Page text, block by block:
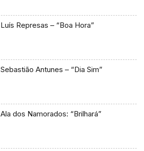
Luís Represas – “Boa Hora”
Sebastião Antunes – “Dia Sim”
Ala dos Namorados: “Brilhará”